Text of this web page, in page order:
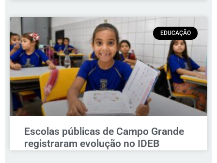
EDUCAÇÃO
Escolas públicas de Campo Grande
registraram evolução no IDEB